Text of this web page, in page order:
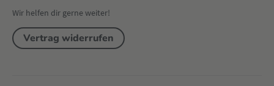
Wir helfen dir gerne weiter!
Vertrag widerrufen